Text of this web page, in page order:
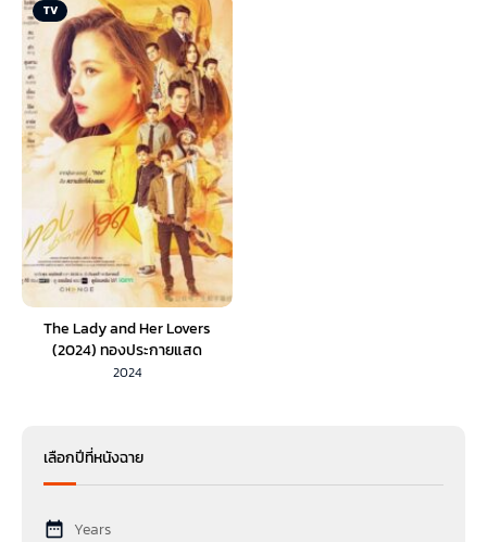
TV
The Lady and Her Lovers
(2024) ทองประกายแสด
2024
เลือกปีที่หนังฉาย
Years